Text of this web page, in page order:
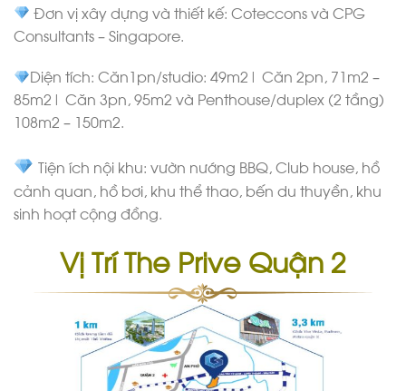
Đơn vị xây dựng và thiết kế: Coteccons và CPG
Consultants – Singapore.
Diện tích: Căn1pn/studio: 49m2| Căn 2pn, 71m2 –
85m2| Căn 3pn, 95m2 và Penthouse/duplex (2 tầng)
108m2 – 150m2.
Tiện ích nội khu: vườn nướng BBQ, Club house, hồ
cảnh quan, hồ bơi, khu thể thao, bến du thuyền, khu
sinh hoạt cộng đồng.
Vị Trí The Prive Quận 2